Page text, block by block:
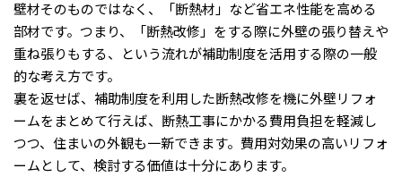
壁材そのものではなく、「断熱材」など省エネ性能を高める
部材です。つまり、「断熱改修」をする際に外壁の張り替えや
重ね張りもする、という流れが補助制度を活用する際の一般
的な考え方です。
裏を返せば、補助制度を利用した断熱改修を機に外壁リフォ
ームをまとめて行えば、断熱工事にかかる費用負担を軽減し
つつ、住まいの外観も一新できます。費用対効果の高いリフォ
ームとして、検討する価値は十分にあります。